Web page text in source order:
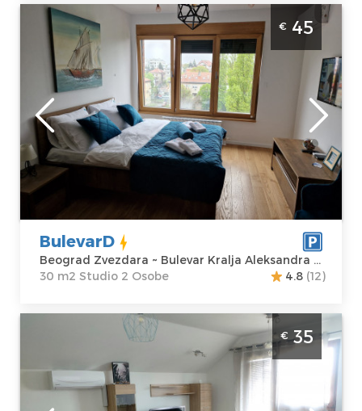
Studio Apartman BulevarD Beograd
Zvezdara Apartman BulevarD je potpuno
nov, kompletno opremljen studio apartman
za boravak do 2 osobe
Beograd
Lokacija:
Beograd
Zvezdara
Adresa:
Kralja
Aleksandra 452
Cena45 €
Gosti:2
Kvadratura :30
Struktura :
€ 45
BulevarD
Beograd Zvezdara ~ Bulevar Kralja Aleksandra 452
30 m2 Studio 2 Osobe
4.8 (12)
Trosoban Apartman Lb boka 216 Beograd
Zvezdara prostran apartman namenjen za
boravak do 4 osobe
Beograd
€35